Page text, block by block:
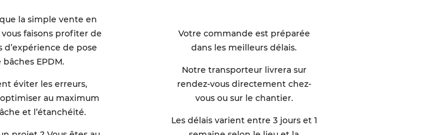
la simple vente en
vous faisons profiter de
d’expérience de pose
bâches EPDM.
éviter les erreurs,
au maximum
et l’étanchéité.
Votre commande est préparée
dans les meilleurs délais.
Notre transporteur livrera sur
rendez-vous directement chez-
vous ou sur le chantier.
Les délais varient entre 3 jours et 1